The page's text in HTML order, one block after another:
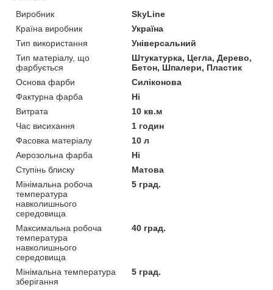
Виробник
SkyLine
Країна виробник
Україна
Тип використання
Універсальний
Тип матеріалу, що
фарбується
Штукатурка, Цегла, Дерево,
Бетон, Шпалери, Пластик
Основа фарби
Силіконова
Фактурна фарба
Ні
Витрата
10 кв.м
Час висихання
1 годин
Фасовка матеріалу
10 л
Аерозольна фарба
Ні
Ступінь блиску
Матова
Мінімальна робоча
температура
навколишнього
середовища
5 град.
Максимальна робоча
температура
навколишнього
середовища
40 град.
Мінімальна температура
зберігання
5 град.